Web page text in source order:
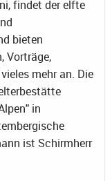
findet der elfte
bieten
Vorträge,
mehr an. Die
in
ist Schirmherr